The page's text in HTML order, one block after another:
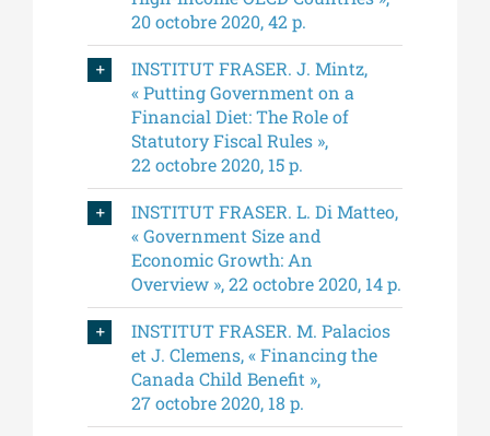
20 octobre 2020, 42 p.
INSTITUT FRASER. J. Mintz,
« Putting Government on a
Financial Diet: The Role of
Statutory Fiscal Rules »,
22 octobre 2020, 15 p.
INSTITUT FRASER. L. Di Matteo,
« Government Size and
Economic Growth: An
Overview », 22 octobre 2020, 14 p.
INSTITUT FRASER. M. Palacios
et J. Clemens, « Financing the
Canada Child Benefit »,
27 octobre 2020, 18 p.